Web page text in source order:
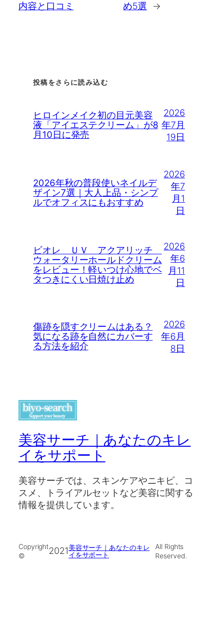
内容と口コミ
め5選
→
投稿をさらに読み込む
ヒロインメイク初の目元美容
液「アイエステクリーム」が8
月10日に発売
2026
年7月
19日
2026年秋の普段使いネイルデ
ザイン7選｜大人上品・シンプ
ルでオフィスにもおすすめ
2026
年7
月1
日
ビオレ ＵＶ アクアリッチ
ウォータリーホールドクリーム
をレビュー！軽いつけ心地でベ
タつきにくい日焼け止め
2026
年6
月11
日
傷跡を隠すクリームはある？
気になる跡を自然にカバーす
る方法を紹介
2026
年6月
8日
美容サーチ｜あなたのキレ
イをサポート
美容サーチでは、スキンケアやニキビ、コ
スメ、トライアルセットなど美容に関する
情報を提供しています。
Copyright
©
2021美容サーチ｜あなたのキレ
イをサポート
All Rights
Reserved.